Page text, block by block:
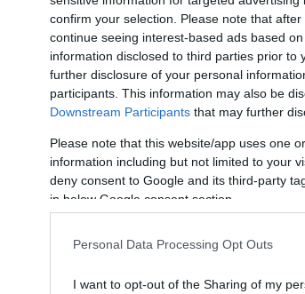
confirm your selection. Please note that
continue seeing interest-based ads based
information disclosed to third parties prior
further disclosure of your personal
participants. This information may also be
Downstream Participants that may further
Please note that this website/app uses one
information including but not limited to your
deny consent to Google and its third-party
in below Google consent section.
Personal Data Processing Opt Outs
I want to opt-out of the Sharing of my
Υπό αυτό το πρίσμα, το ένα μετά